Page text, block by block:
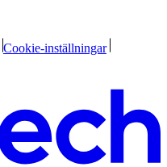
Cookie-inställningar